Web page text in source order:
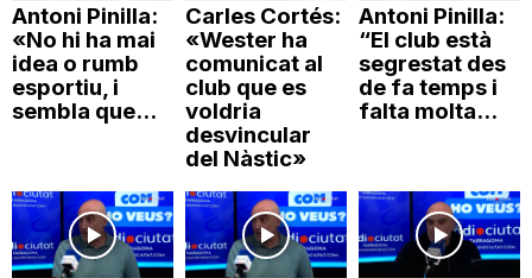
Antoni Pinilla:
«No hi ha mai
idea o rumb
esportiu, i
sembla que...
Carles Cortés:
«Wester ha
comunicat al
club que es
voldria
desvincular
del Nàstic»
Antoni Pinilla:
“El club està
segrestat des
de fa temps i
falta molta...